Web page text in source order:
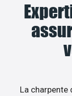
La charpente